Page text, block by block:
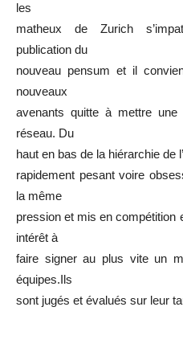
les
matheux de Zurich
publication du
nouveau pensum et il
nouveaux
avenants quitte à mettre
réseau. Du
haut en bas de la hiérarchie de
rapidement pesant voire
la même
pression et mis en compétition
intérêt à
faire signer au plus vite un
équipes.Ils
sont jugés et évalués sur leur